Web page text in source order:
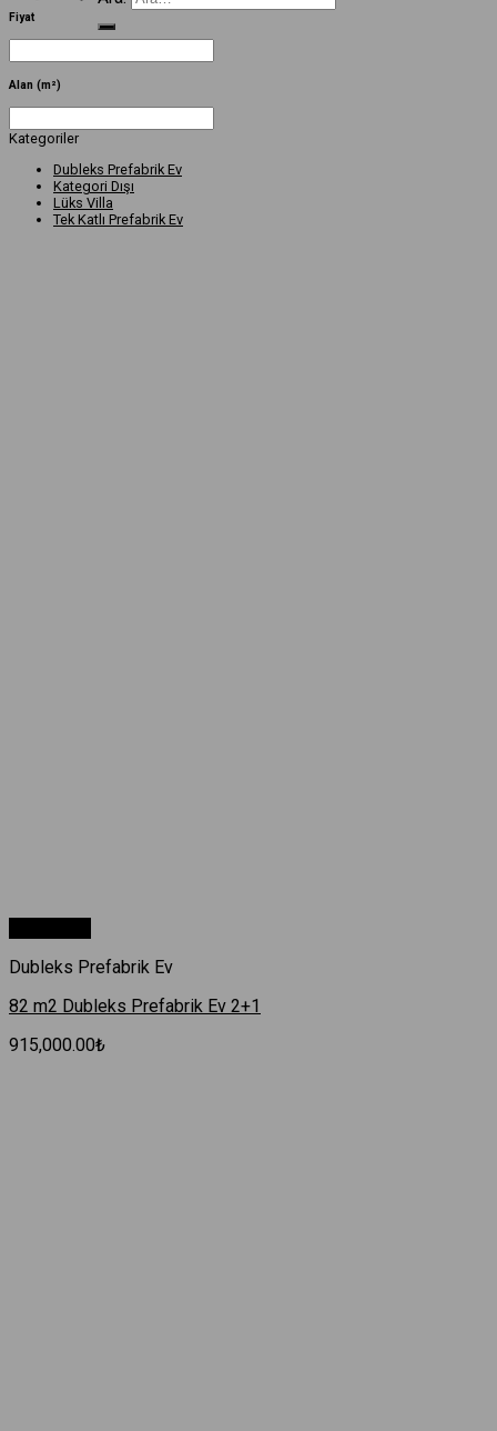
Fiyat
Alan (m²)
Kategoriler
Dubleks Prefabrik Ev
Kategori Dışı
Lüks Villa
Tek Katlı Prefabrik Ev
Dubleks Prefabrik Ev
82 m2 Dubleks Prefabrik Ev 2+1
915,000.00₺